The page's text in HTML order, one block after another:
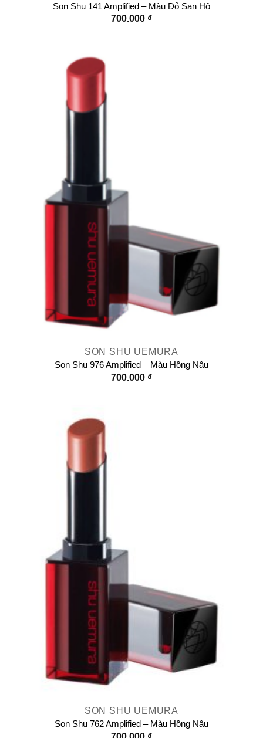
Son Shu 141 Amplified – Màu Đỏ San Hô
700.000 ₫
SON SHU UEMURA
Son Shu 976 Amplified – Màu Hồng Nâu
700.000 ₫
SON SHU UEMURA
Son Shu 762 Amplified – Màu Hồng Nâu